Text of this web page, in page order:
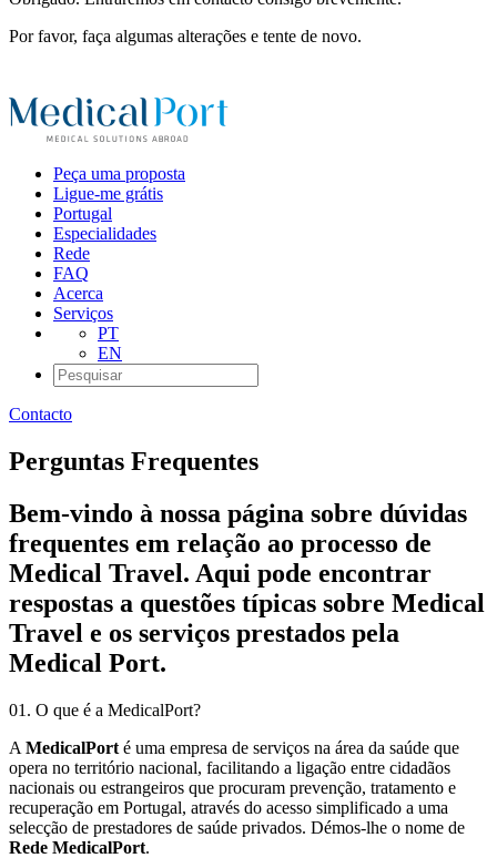
Por favor, faça algumas alterações e tente de novo.
Peça uma proposta
Ligue-me grátis
Portugal
Especialidades
Rede
FAQ
Acerca
Serviços
PT
EN
Contacto
Perguntas Frequentes
Bem-vindo à nossa página sobre dúvidas
frequentes em relação ao processo de
Medical Travel. Aqui pode encontrar
respostas a questões típicas sobre Medical
Travel e os serviços prestados pela
Medical Port.
01. O que é a MedicalPort?
A MedicalPort é uma empresa de serviços na área da saúde que
opera no território nacional, facilitando a ligação entre cidadãos
nacionais ou estrangeiros que procuram prevenção, tratamento e
recuperação em Portugal, através do acesso simplificado a uma
selecção de prestadores de saúde privados. Démos-lhe o nome de
Rede MedicalPort.